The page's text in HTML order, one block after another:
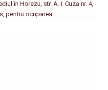
în Horezu, str. A. I. Cuza nr. 4,
pentru ocuparea…